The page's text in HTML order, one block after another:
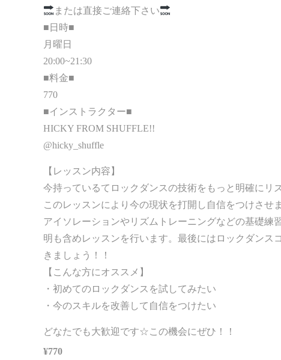
または直接ご連絡下さい
■日時■
月曜日
20:00~21:30
■料金■
770
■インストラクター■
HICKY FROM SHUFFLE!!
@hicky_shuffle
【レッスン内容】
今持っているてロックダンスの技術をもっと明確にリ
このレッスンにより今の現状を打開し自信をつけさせ
アイソレーションやリズムトレーニングなどの基礎練
明も含めレッスンを行います。最後にはロックダン
きましょう！！
【こんな方にオススメ】
・初めてのロックダンスを試してみたい
・今のスキルを改善して自信をつけたい
どなたでも大歓迎です☆この機会にぜひ！！
¥770